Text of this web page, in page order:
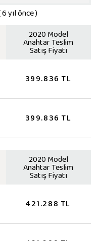
yıl önce )
2020 Model
Anahtar Teslim
Satış Fiyatı
399.836 TL
399.836 TL
2020 Model
Anahtar Teslim
Satış Fiyatı
421.288 TL